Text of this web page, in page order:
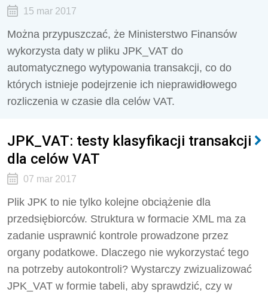
15 mar 2017
Można przypuszczać, że Ministerstwo Finansów
wykorzysta daty w pliku JPK_VAT do
automatycznego wytypowania transakcji, co do
których istnieje podejrzenie ich nieprawidłowego
rozliczenia w czasie dla celów VAT.
JPK_VAT: testy klasyfikacji transakcji
dla celów VAT
07 mar 2017
Plik JPK to nie tylko kolejne obciążenie dla
przedsiębiorców. Struktura w formacie XML ma za
zadanie usprawnić kontrole prowadzone przez
organy podatkowe. Dlaczego nie wykorzystać tego
na potrzeby autokontroli? Wystarczy zwizualizować
JPK_VAT w formie tabeli, aby sprawdzić, czy w